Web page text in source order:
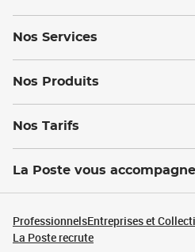
Nos Services
Nos Produits
Nos Tarifs
La Poste vous accompagne
ProfessionnelsEntreprises et
La Poste recrute